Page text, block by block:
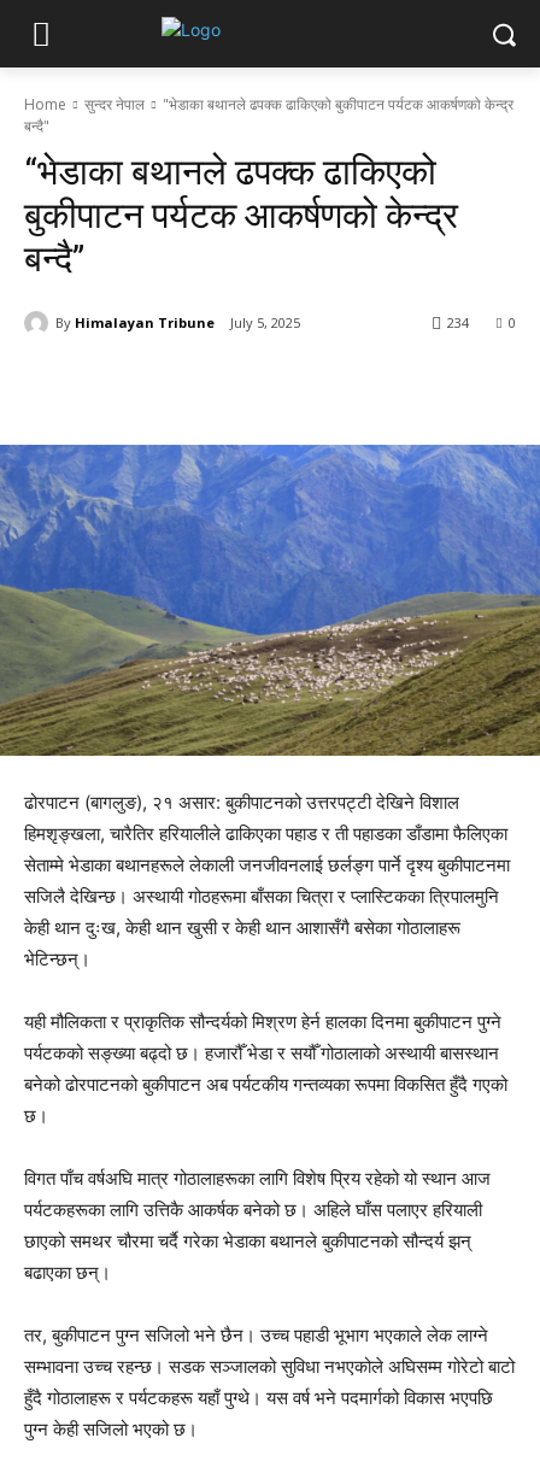
Home सुन्दर नेपाल
"भेडाका बथानले ढपक्क ढाकिएको बुकीपाटन पर्यटक आकर्षणको केन्द्र
बन्दै"
“भेडाका बथानले ढपक्क ढाकिएको
बुकीपाटन पर्यटक आकर्षणको केन्द्र
बन्दै”
By Himalayan Tribune July 5, 2025 0
234
ढोरपाटन (बागलुङ), २१ असार: बुकीपाटनको उत्तरपट्टी देखिने विशाल
हिमशृङ्खला, चारैतिर हरियालीले ढाकिएका पहाड र ती पहाडका डाँडामा फैलिएका
सेताम्मे भेडाका बथानहरूले लेकाली जनजीवनलाई छर्लङ्ग पार्ने दृश्य बुकीपाटनमा
सजिलै देखिन्छ। अस्थायी गोठहरूमा बाँसका चित्रा र प्लास्टिकका त्रिपालमुनि
केही थान दुःख, केही थान खुसी र केही थान आशासँगै बसेका गोठालाहरू
भेटिन्छन्।
यही मौलिकता र प्राकृतिक सौन्दर्यको मिश्रण हेर्न हालका दिनमा बुकीपाटन पुग्ने
पर्यटकको सङ्ख्या बढ्दो छ। हजारौँ भेडा र सयौँ गोठालाको अस्थायी बासस्थान
बनेको ढोरपाटनको बुकीपाटन अब पर्यटकीय गन्तव्यका रूपमा विकसित हुँदै गएको
छ।
विगत पाँच वर्षअघि मात्र गोठालाहरूका लागि विशेष प्रिय रहेको यो स्थान आज
पर्यटकहरूका लागि उत्तिकै आकर्षक बनेको छ। अहिले घाँस पलाएर हरियाली
छाएको समथर चौरमा चर्दै गरेका भेडाका बथानले बुकीपाटनको सौन्दर्य झन्
बढाएका छन्।
तर, बुकीपाटन पुग्न सजिलो भने छैन। उच्च पहाडी भूभाग भएकाले लेक लाग्ने
सम्भावना उच्च रहन्छ। सडक सञ्जालको सुविधा नभएकोले अघिसम्म गोरेटो बाटो
हुँदै गोठालाहरू र पर्यटकहरू यहाँ पुग्थे। यस वर्ष भने पदमार्गको विकास भएपछि
पुग्न केही सजिलो भएको छ।